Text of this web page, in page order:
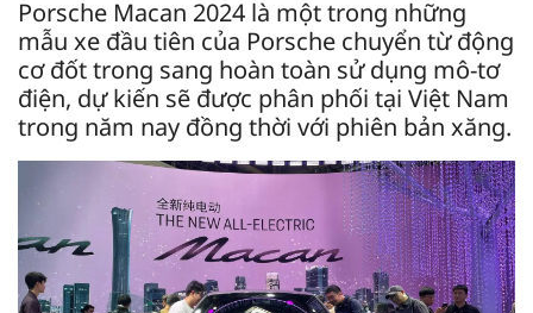
Porsche Macan 2024 là một trong những
mẫu xe đầu tiên của Porsche chuyển từ động
cơ đốt trong sang hoàn toàn sử dụng mô-tơ
điện, dự kiến sẽ được phân phối tại Việt Nam
trong năm nay đồng thời với phiên bản xăng.